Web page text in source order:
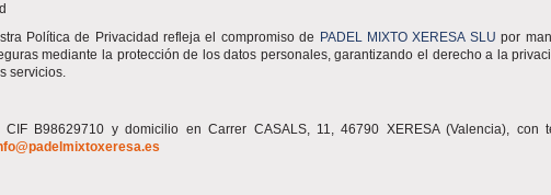
Política de Privacidad refleja el compromiso de PADEL MIXTO XERESA SLUpor
mediante la protección de los datos personales, garantizando el derecho a la
servicios.
CIF B98629710 y domicilio en Carrer CASALS, 11, 46790 XERESA (Valencia), con